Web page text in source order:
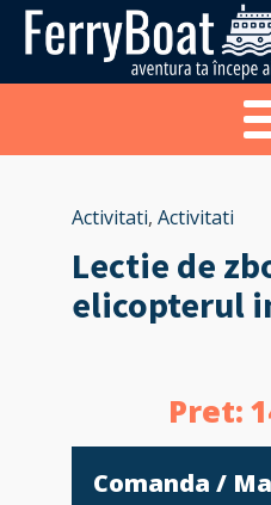
Activitati, Activitati
Lectie de
elicopterul
Pret:
Comanda /